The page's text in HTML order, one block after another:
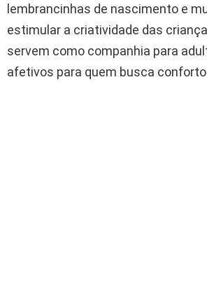
lembrancinhas de nascimento e
estimular a criatividade das
servem como companhia para
afetivos para quem busca